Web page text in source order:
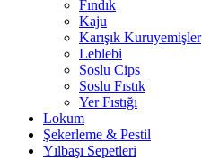
Fındık
Kaju
Karışık Kuruyemişler
Leblebi
Soslu Cips
Soslu Fıstık
Yer Fıstığı
Lokum
Şekerleme & Pestil
Yılbaşı Sepetleri